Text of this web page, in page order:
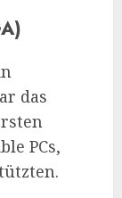
das
PCs,